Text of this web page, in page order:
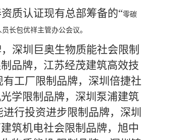
质认证现有总部筹备的“零碳
长包优祥主管办公会议。
深圳巨奥生物质能社会限制
品牌，江苏经茂建筑高效技
工厂限制品牌，深圳倍捷社
学限制品牌，深圳泵浦建筑
行投资进步限制品牌，深圳
筑机电社会限制品牌，旭中